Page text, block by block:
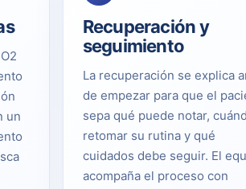
un
Recuperación y
seguimiento
La recuperación se explica
de empezar para que el
sepa qué puede notar,
retomar su rutina y qué
cuidados debe seguir. El
acompaña el proceso con